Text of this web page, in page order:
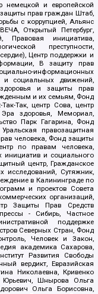
немецкой и европейской
прав граждан Штаб,
с коррупцией, Альянс
Открытый Петербург,
Правовая инициатива,
преступности,
Центр поддержки и
В защиту прав
информационных
и социальных движений,
и защиты прав
и их семьям, Фонд
Так, центр Сова, центр
здоровья, Мемориал,
Парк Гагарина, Фонд
правозащитная
человека, Фонд защиты
по правам человека,
инициатив и социального
центр, Гражданское
исследований, Сутяжник,
в Калининграде по
и проектов Совета
организаций,
Защиты Прав Средств
- Сибирь, Частное
поддержке
Северных Стран, Фонд
Человек и Закон,
академика Сахарова,
Развития Свободы
вердикт, Евразийская
Николаевна, Кривенко
Юрьевич, Шнырова Ольга
Ольга Борисовна,